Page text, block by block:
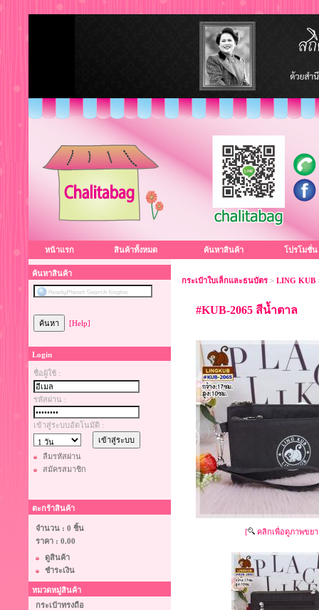
หน้าแรก สินค้าทั้งหมด ค้นหาสินค้า โปรโมชั่น
ค้นหาสินค้า
[Help]
Login
ชื่อผู้ใช้ :
รหัสผ่าน :
เข้าสู่ระบบอัตโนมัติ :
ลืมรหัสผ่าน
สมัครสมาชิก
ตะกร้าสินค้า
จำนวน : 0 ชิ้น
ราคา : 0.00
ดูสินค้า
ชำระเงิน
หมวดหมู่สินค้า
กระเป๋าทรงถือ
กระเป๋าใบเล็กและธนบัตร > LING KUB
#KUB-2065 สีน้ำตาล
[ คลิกเพื่อดูภาพขยา